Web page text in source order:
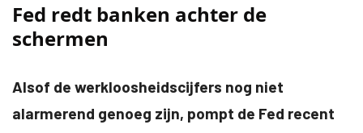
Fed redt banken achter de
schermen
Alsof de werkloosheidscijfers nog niet
alarmerend genoeg zijn, pompt de Fed recent